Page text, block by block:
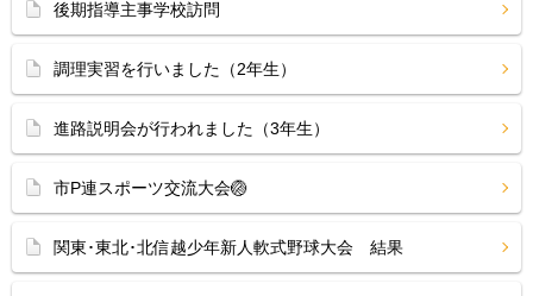
後期指導主事学校訪問
調理実習を行いました（2年生）
進路説明会が行われました（3年生）
市P連スポーツ交流大会🏐
関東･東北･北信越少年新人軟式野球大会 結果